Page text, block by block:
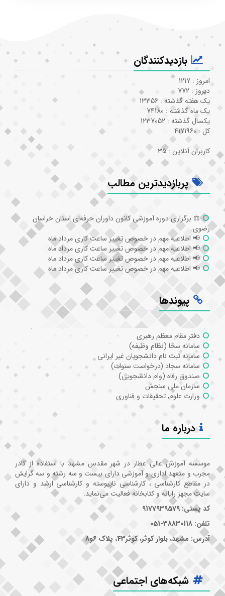
بازدیدکنندگان
امروز : 1217
دیروز : 772
یک هفته گذشته : 13356
یک ماه گذشته : 74180
یکسال گذشته : 1237052
کل : 4171960
کاربران آنلاین : 35
پربازدیدترین مطالب
⚖️ برگزاری دوره آموزشی کانون داوران حرفه‌ای استان خراسان
رضوی.
📢 اطلاعیه مهم در خصوص تغییر ساعت کاری مرداد ماه
📢 اطلاعیه مهم در خصوص تغییر ساعت کاری مرداد ماه
📢 اطلاعیه مهم در خصوص تغییر ساعت کاری مرداد ماه
📢 اطلاعیه مهم در خصوص تغییر ساعت کاری مرداد ماه
پیوندها
دفتر مقام معظم رهبری
سامانه سخا (نظام وظیفه)
سامانه ثبت نام دانشجویان غیر ایرانی
سامانه سجاد (درخواست سنوات)
صندوق رفاه (وام دانشجویی)
سازمان ملی سنجش
وزارت علوم, تحقیقات و فناوری
درباره ما
موسسه آموزش عالی عطار در شهر مقدس مشهد با استفاده از کادر
مجرب و متعهد اداری و آموزشی دارای بیست و سه رشته و سه گرایش
در مقاطع کارشناسی ، کارشناسی ناپیوسته و کارشناسی ارشد و دارای
سایت مجهز رایانه و کتابخانه فعالیت می‌نماید.
کد پستی: 9177939579
تلفن: 38830118-051
آدرس: مشهد، بلوار کوثر، کوثر43، پلاک 6و8
شبکه‌های اجتماعی